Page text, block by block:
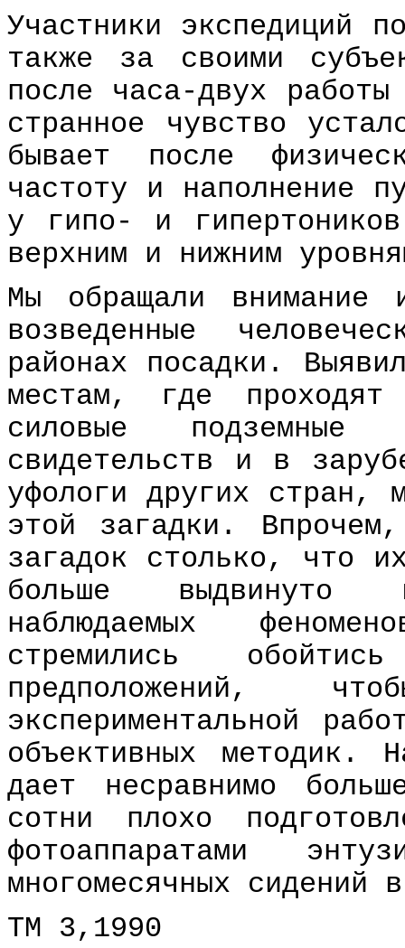
Участники экспедиций
также за своими
после часа-двух
странное чувство
бывает после
частоту и наполнение
у гипо- и
верхним и нижним
Мы обращали
возведенные
районах посадки.
местам, где проходят
силовые
свидетельств и в
уфологи других стран,
этой загадки.
загадок столько, что
больше выдвинуто
наблюдаемых
стремились
предположений,
экспериментальной
объективных методик.
дает несравнимо
сотни плохо
фотоаппаратами
многомесячных сидений
ТМ 3,1990